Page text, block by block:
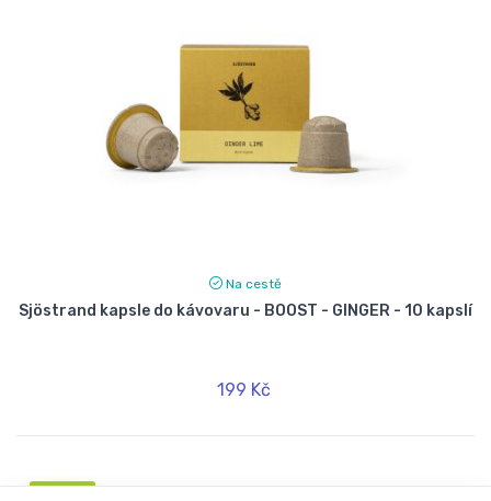
Na cestě
Sjöstrand kapsle do kávovaru - BOOST - GINGER - 10 kapslí
199 Kč
Novinka